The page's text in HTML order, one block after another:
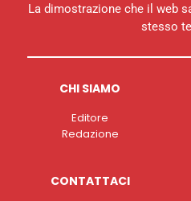
La dimostrazione che il web
stesso
CHI SIAMO
Editore
Redazione
CONTATTACI